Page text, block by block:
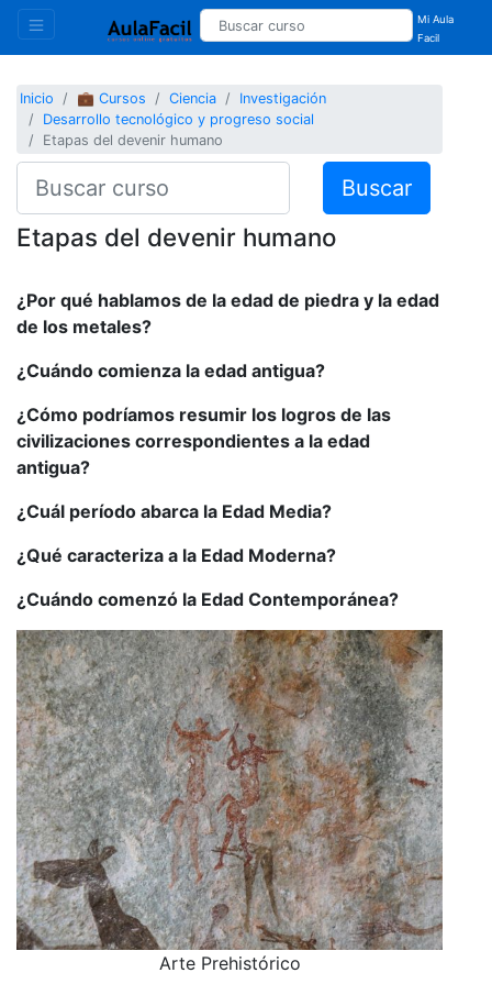
Mi Aula
Facil
Inicio 💼 Cursos Ciencia
Investigación
Desarrollo tecnológico y progreso social
Etapas del devenir humano
Buscar
Etapas del devenir humano
¿Por qué hablamos de la edad de piedra y la edad
de los metales?
¿Cuándo comienza la edad antigua?
¿Cómo podríamos resumir los logros de las
civilizaciones correspondientes a la edad
antigua?
¿Cuál período abarca la Edad Media?
¿Qué caracteriza a la Edad Moderna?
¿Cuándo comenzó la Edad Contemporánea?
Arte Prehistórico